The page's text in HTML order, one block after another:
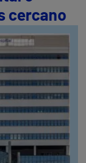
cercano